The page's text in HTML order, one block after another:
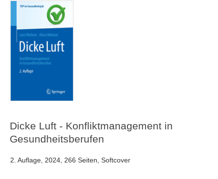
Dicke Luft - Konfliktmanagement in
Gesundheitsberufen
2. Auflage, 2024, 266 Seiten, Softcover